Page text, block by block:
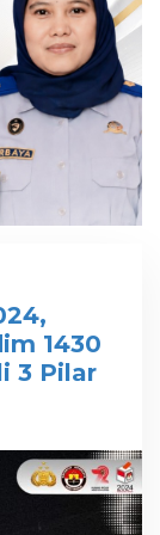
1430
3 Pilar